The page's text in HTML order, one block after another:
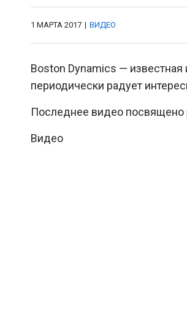
1 МАРТА 2017 | ВИДЕО
Boston Dynamics —
периодически радует
Последнее видео посвящено
Видео